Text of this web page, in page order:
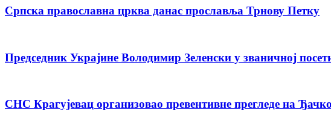
Српска православна црква данас прославља Трнову Петку
Председник Украјине Володимир Зеленски у званичној
СНС Крагујевац организовао превентивне прегледе на